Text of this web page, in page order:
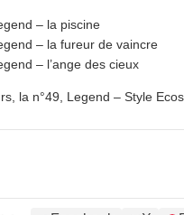
– la piscine
– la fureur de vaincre
– l’ange des cieux
la n°49, Legend – Style